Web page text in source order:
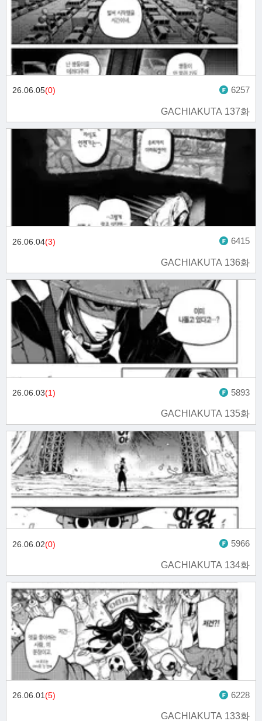
GACHIAKUTA 137화
26.06.05(0) 6257
GACHIAKUTA 136화
26.06.04(3) 6415
GACHIAKUTA 135화
26.06.03(1) 5893
GACHIAKUTA 134화
26.06.02(0) 5966
GACHIAKUTA 133화
26.06.01(5) 6228